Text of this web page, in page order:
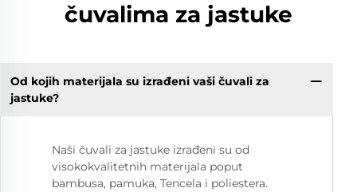
čuvalima za jastuke
Od kojih materijala su izrađeni vaši čuvali za
jastuke?
Naši čuvali za jastuke izrađeni su od
visokokvalitetnih materijala poput
bambusa, pamuka, Tencela i poliestera.